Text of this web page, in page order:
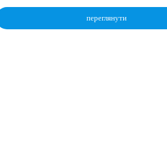
переглянути